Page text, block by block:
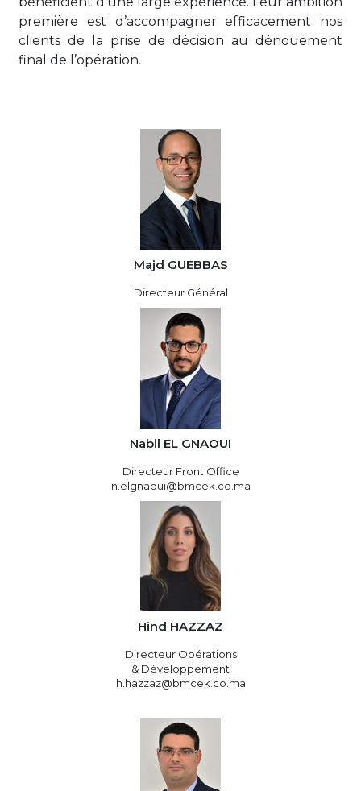
première est d’accompagner efficacement nos
clients de la prise de décision au dénouement
final de l’opération.
Majd GUEBBAS
Directeur Général
Nabil EL GNAOUI
Directeur Front Office
n.elgnaoui@bmcek.co.ma
Hind HAZZAZ
Directeur Opérations
& Développement
h.hazzaz@bmcek.co.ma